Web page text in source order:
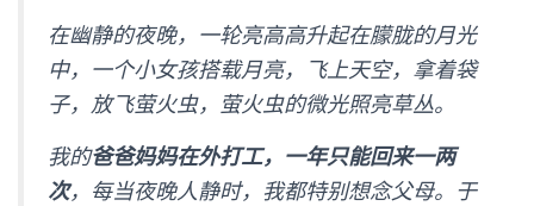
在幽静的夜晚，一轮亮高高升起在朦胧的月光
中，一个小女孩搭载月亮，飞上天空，拿着袋
子，放飞萤火虫，萤火虫的微光照亮草丛。
我的爸爸妈妈在外打工，一年只能回来一两
次，每当夜晚人静时，我都特别想念父母。于